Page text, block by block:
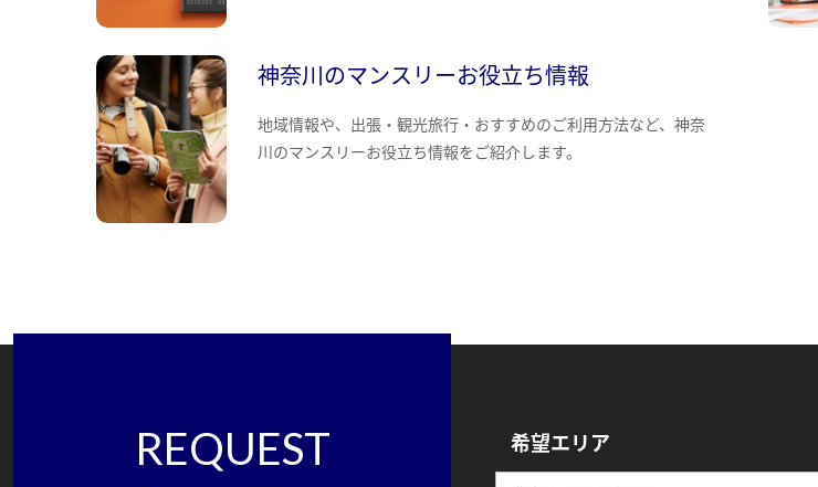
神奈川のマンスリーお役立ち情報
地域情報や、出張・観光旅行・おすすめのご利用方法など、神奈
川のマンスリーお役立ち情報をご紹介します。
REQUEST 希望エリア